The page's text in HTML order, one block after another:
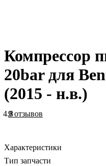
Компрессор
20bar для
(2015 - н.в.)
4.89 отзывов
Характеристики
Тип запчасти